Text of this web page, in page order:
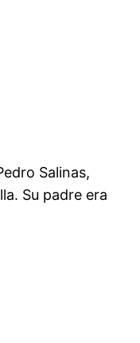
Salinas,
Su padre era